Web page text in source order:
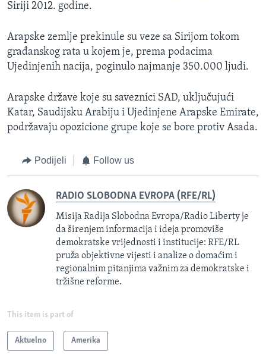
Siriji 2012. godine.
Arapske zemlje prekinule su veze sa Sirijom tokom
građanskog rata u kojem je, prema podacima
Ujedinjenih nacija, poginulo najmanje 350.000 ljudi.
Arapske države koje su saveznici SAD, uključujući
Katar, Saudijsku Arabiju i Ujedinjene Arapske Emirate,
podržavaju opozicione grupe koje se bore protiv Asada.
Podijeli Follow us
RADIO SLOBODNA EVROPA (RFE/RL)
Misija Radija Slobodna Evropa/Radio Liberty je
da širenjem informacija i ideja promoviše
demokratske vrijednosti i institucije: RFE/RL
pruža objektivne vijesti i analize o domaćim i
regionalnim pitanjima važnim za demokratske i
tržišne reforme.
This item is part of
Aktuelno Amerika